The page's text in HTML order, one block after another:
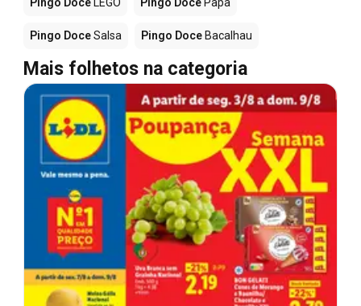
Pingo DoceSalsa Pingo Doce Bacalhau
Mais folhetos na categoria